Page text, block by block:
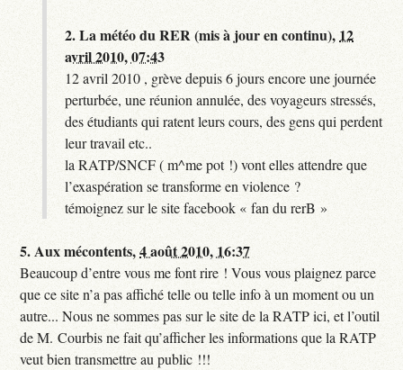
2.La météo du RER (mis à jour en continu), 12
avril 2010, 07:43
12 avril 2010 , grève depuis 6 jours encore une journée
perturbée, une réunion annulée, des voyageurs stressés,
des étudiants qui ratent leurs cours, des gens qui perdent
leur travail etc..
la RATP/SNCF ( m^me pot !) vont elles attendre que
l’exaspération se transforme en violence ?
témoignez sur le site facebook « fan du rerB »
5.Aux mécontents,4 août 2010, 16:37
Beaucoup d’entre vous me font rire ! Vous vous plaignez parce
que ce site n’a pas affiché telle ou telle info à un moment ou un
autre... Nous ne sommes pas sur le site de la RATP ici, et l’outil
de M. Courbis ne fait qu’afficher les informations que la RATP
veut bien transmettre au public !!!